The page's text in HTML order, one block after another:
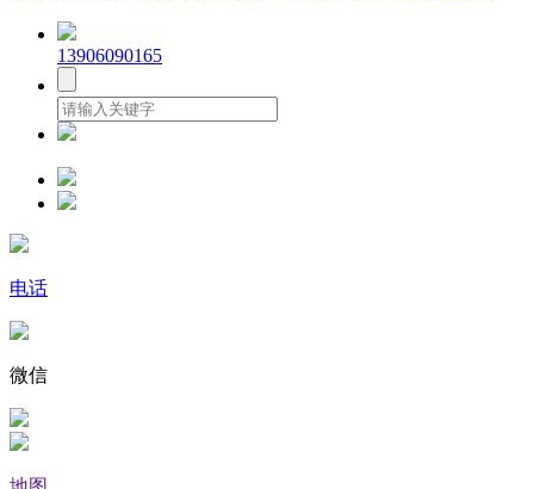
13906090165
电话
微信